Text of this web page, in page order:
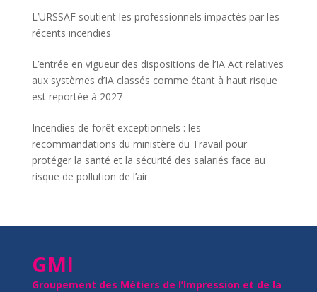
L’URSSAF soutient les professionnels impactés par les
récents incendies
L’entrée en vigueur des dispositions de l’IA Act relatives
aux systèmes d’IA classés comme étant à haut risque
est reportée à 2027
Incendies de forêt exceptionnels : les
recommandations du ministère du Travail pour
protéger la santé et la sécurité des salariés face au
risque de pollution de l’air
GMI
Groupement des Métiers de l’Impression et de la